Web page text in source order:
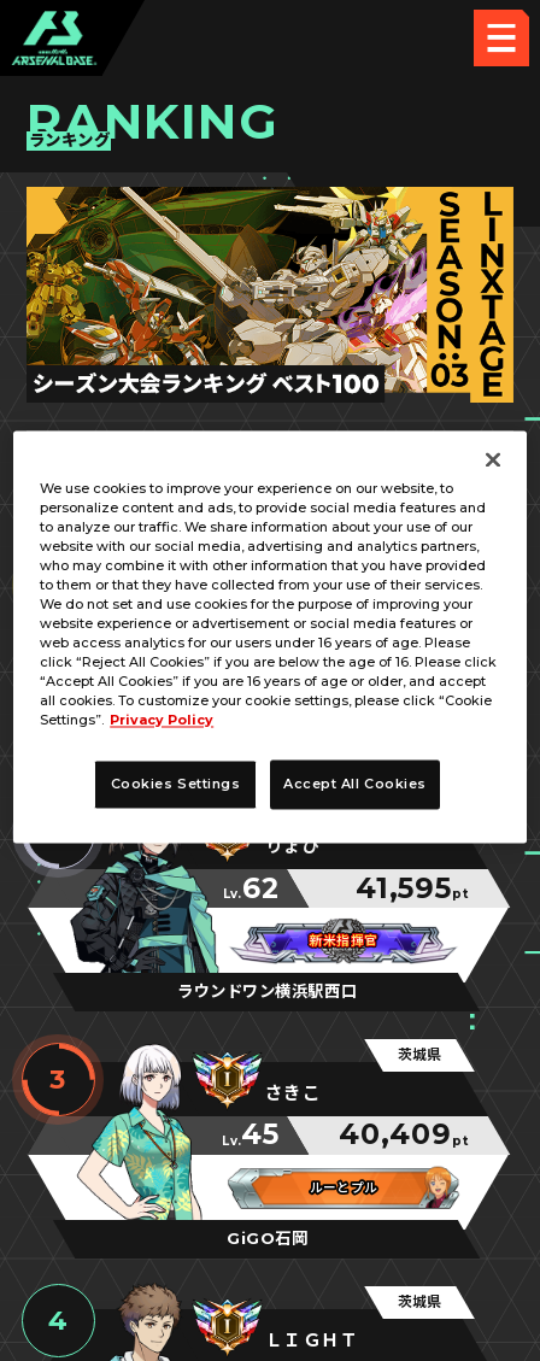
RANKING
ランキング
1
福岡県
バーボン
Lv.52 42,520pt
兵庫のシロッコ
兵庫のシロッコ
兵庫のシロッコ
神奈川県
りょび
Lv.62 41,595pt
新米指揮官
新米指揮官
新米指揮官
ラウンドワン横浜駅西口
3
茨城県
さきこ
Lv.45 40,409 pt
ルーとプル
ルーとプル
ルーとプル
GiGO石岡
4
茨城県
ＬＩＧＨＴ
We use cookies to improve your experience on our website, to
personalize content and ads, to provide social media features and
to analyze our traffic. We share information about your use of our
website with our social media, advertising and analytics partners,
who may combine it with other information that you have provided
to them or that they have collected from your use of their services.
We do not set and use cookies for the purpose of improving your
website experience or advertisement or social media features or
web access analytics for our users under 16 years of age. Please
click “Reject All Cookies” if you are below the age of 16. Please click
“Accept All Cookies” if you are 16 years of age or older, and accept
all cookies. To customize your cookie settings, please click “Cookie
Settings”. Privacy Policy
Cookies Settings Accept All Cookies